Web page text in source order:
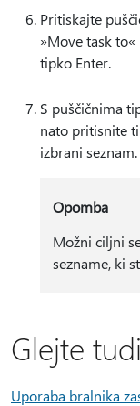
Pritiskajte
»Move task
tipko Enter.
S puščičnima
nato pritisnite
izbrani seznam.
Opomba
Možni ciljni
sezname, ki
Glejte tudi
Uporaba bralnika